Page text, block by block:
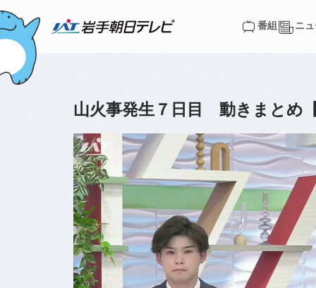
番組
ニ
山火事発生７日目 動きまとめ